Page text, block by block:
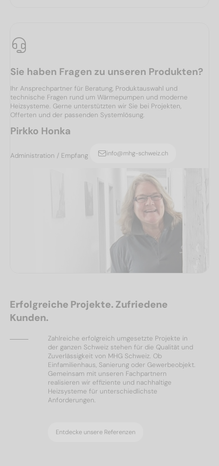
Sie haben Fragen zu unseren Produkten?
Ihr Ansprechpartner für Beratung, Produktauswahl und
technische Fragen rund um Wärmepumpen und moderne
Heizsysteme. Gerne unterstützten wir Sie bei Projekten,
Offerten und der passenden Systemlösung.
Pirkko Honka
Administration / Empfang info@mhg-schweiz.ch
Erfolgreiche Projekte. Zufriedene
Kunden.
Zahlreiche erfolgreich umgesetzte Projekte in
der ganzen Schweiz stehen für die Qualität und
Zuverlässigkeit von MHG Schweiz. Ob
Einfamilienhaus, Sanierung oder Gewerbeobjekt.
Gemeinsam mit unseren Fachpartnern
realisieren wir effiziente und nachhaltige
Heizsysteme für unterschiedlichste
Anforderungen.
Entdecke unsere Referenzen